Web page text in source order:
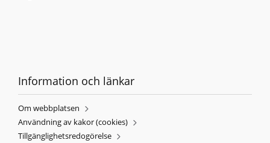
Information och länkar
Om webbplatsen
Användning av kakor (cookies)
Tillgänglighetsredogörelse